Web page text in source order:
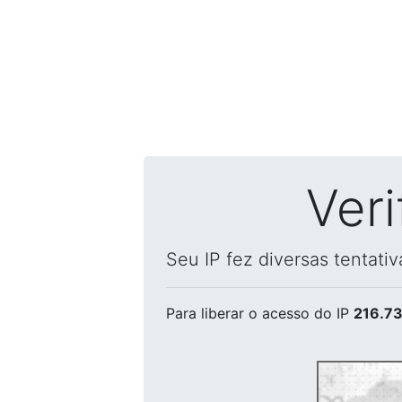
Seu IP fez diversas
Para liberar o acesso do IP